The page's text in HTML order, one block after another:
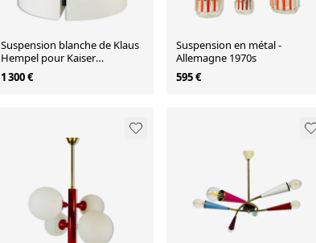
Suspension blanche de Klaus
Hempel pour Kaiser
Leuchten, 1970
1 300 €
Suspension en métal -
Allemagne 1970s
595 €